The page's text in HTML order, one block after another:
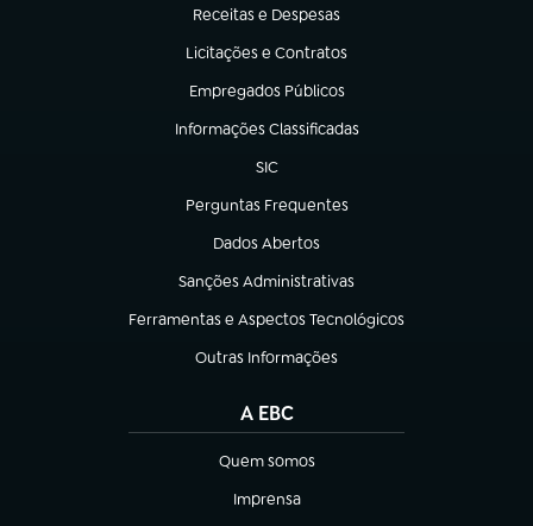
Receitas e Despesas
(abre em nova aba)
Licitações e Contratos
(abre em nova aba)
Empregados Públicos
(abre em nova aba)
Informações Classificadas
(abre em nova aba)
SIC
(abre em nova aba)
Perguntas Frequentes
(abre em nova aba)
Dados Abertos
(abre em nova aba)
Sanções Administrativas
(abre em nova aba)
Ferramentas e Aspectos Tecnológicos
(abre em nova aba)
Outras Informações
(abre em nova aba)
A EBC
Quem somos
(abre em nova aba)
Imprensa
(abre em nova aba)